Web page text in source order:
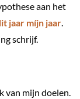
aan het
jaar míjn jaar.
schrijf.
van mijn doelen.